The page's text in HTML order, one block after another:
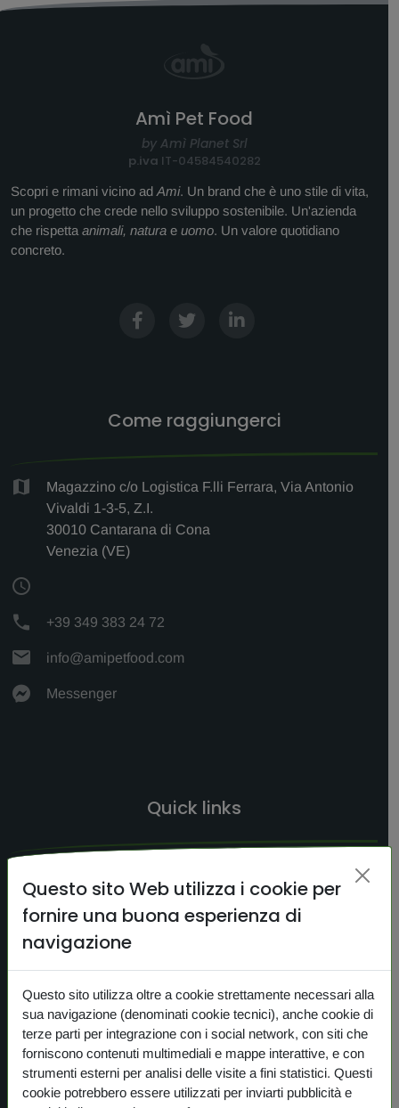
Amì Pet Food
by Amì Planet Srl
p.iva IT-04584540282
Scopri e rimani vicino ad Ami. Un brand che è uno stile di vita,
un progetto che crede nello sviluppo sostenibile. Un'azienda
che rispetta animali, natura e uomo. Un valore quotidiano
concreto.
Come raggiungerci
Magazzino c/o Logistica F.lli Ferrara, Via Antonio
Vivaldi 1-3-5, Z.I.
30010 Cantarana di Cona
Venezia (VE)
+39 349 383 24 72
info@amipetfood.com
Messenger
Quick links
NEWS
PRIVACY
COOKIE
I nostri prodotti
Questo sito Web utilizza i cookie per
fornire una buona esperienza di
navigazione
Questo sito utilizza oltre a cookie strettamente necessari alla
sua navigazione (denominati cookie tecnici), anche cookie di
terze parti per integrazione con i social network, con siti che
forniscono contenuti multimediali e mappe interattive, e con
strumenti esterni per analisi delle visite a fini statistici. Questi
cookie potrebbero essere utilizzati per inviarti pubblicità e